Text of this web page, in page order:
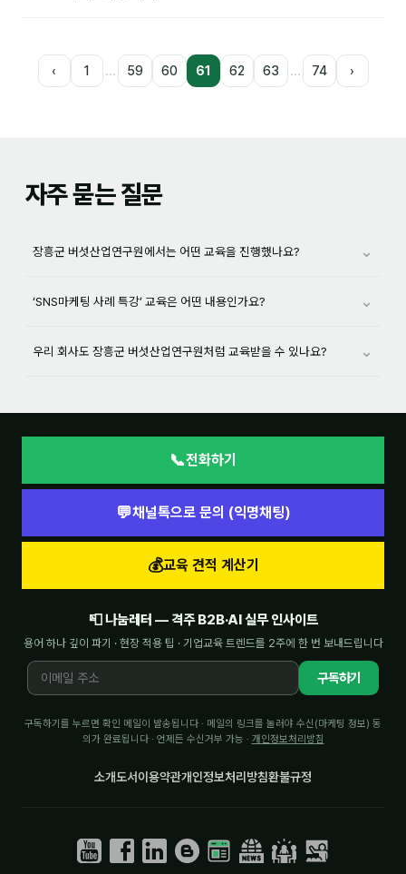
‹ 1 … 59 60 61 62 63 … 74 ›
자주 묻는 질문
장흥군 버섯산업연구원에서는 어떤 교육을 진행했나요? ⌄
‘SNS마케팅 사례 특강’ 교육은 어떤 내용인가요? ⌄
우리 회사도 장흥군 버섯산업연구원처럼 교육받을 수 있나요? ⌄
📞전화하기
💬채널톡으로 문의 (익명채팅)
💰교육 견적 계산기
📮 나눔레터 — 격주 B2B·AI 실무 인사이트
용어 하나 깊이 파기 · 현장 적용 팁 · 기업교육 트렌드를 2주에 한 번 보내드립니다
구독하기
구독하기를 누르면 확인 메일이 발송됩니다 · 메일의 링크를 눌러야 수신(마케팅 정보) 동
의가 완료됩니다 · 언제든 수신거부 가능 · 개인정보처리방침
소개도서이용약관개인정보처리방침환불규정